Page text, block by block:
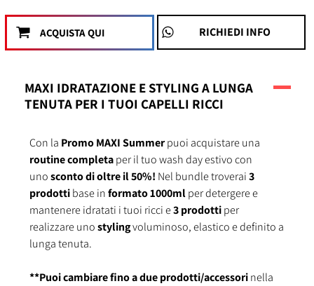
ACQUISTA QUI RICHIEDI INFO
MAXI IDRATAZIONE E STYLING A LUNGA
TENUTA PER I TUOI CAPELLI RICCI
Con la Promo MAXI Summerpuoi acquistare una
routine completaper il tuo wash day estivo con
unosconto di oltre il 50%! Nel bundle troverai3
prodottibase informato 1000mlper detergere e
mantenere idratati i tuoi ricci e3 prodottiper
realizzare unostylingvoluminoso, elastico e definito a
lunga tenuta.
**Puoi cambiare fino a due prodotti/accessorinella